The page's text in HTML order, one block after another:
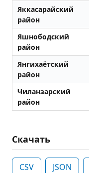
Яккасарайский
район
Яшнободский
район
Янгихаётский
район
Чиланзарский
район
Скачать
CSV JSON